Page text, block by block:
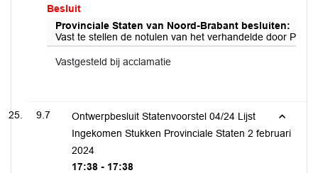
Besluit
Provinciale Staten van Noord-Brabant besluiten:
Vast te stellen de notulen van het verhandelde door
Vastgesteld bij acclamatie
9.7
Ontwerpbesluit Statenvoorstel 04/24 Lijst
Ingekomen Stukken Provinciale Staten 2 februari
2024
17:38 - 17:38